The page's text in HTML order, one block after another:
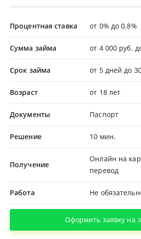
Процентная ставка от 0% до 0.8%
Сумма займа от 4 000 руб.
Срок займа от 5 дней до
Возраст от 18 лет
Документы Паспорт
Решение 10 мин.
Получение
Онлайн на
перевод
Работа Не
Оформить заявку на